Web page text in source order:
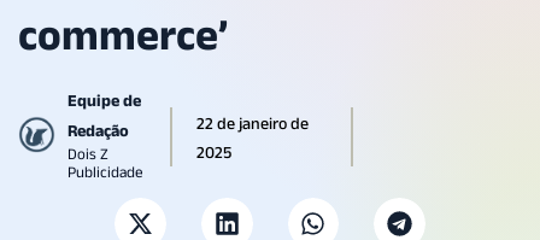
commerce’
Equipe de
Redação
Dois Z
Publicidade
22 de janeiro de
2025